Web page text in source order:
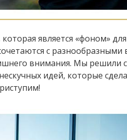
является «фоном»
с
внимания. Мы решили
идей, которые